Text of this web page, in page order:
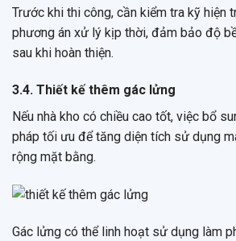
Trước khi thi công, cần kiểm tra kỹ hiện
phương án xử lý kịp thời, đảm bảo độ
sau khi hoàn thiện.
3.4. Thiết kế thêm gác lửng
Nếu nhà kho có chiều cao tốt, việc bổ
pháp tối ưu để tăng diện tích sử dụng
rộng mặt bằng.
Gác lửng có thể linh hoạt sử dụng làm